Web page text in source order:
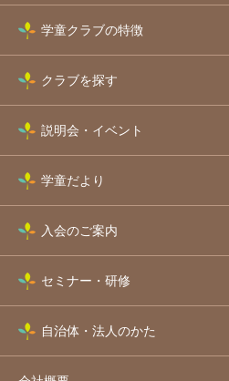
学童クラブの特徴
クラブを探す
説明会・イベント
学童だより
入会のご案内
セミナー・研修
自治体・法人のかた